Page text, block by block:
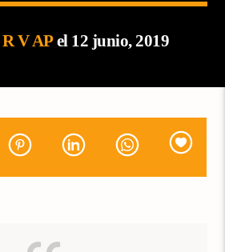
R V APel 12 junio, 2019